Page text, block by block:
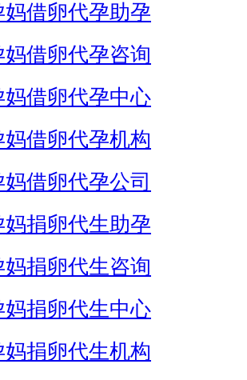
妈借卵代孕助孕
妈借卵代孕咨询
妈借卵代孕中心
妈借卵代孕机构
妈借卵代孕公司
妈捐卵代生助孕
妈捐卵代生咨询
妈捐卵代生中心
妈捐卵代生机构